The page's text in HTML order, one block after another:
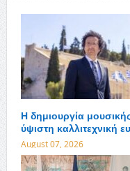
Η δημιουργία
ύψιστη καλλιτεχνική
August 07, 2026